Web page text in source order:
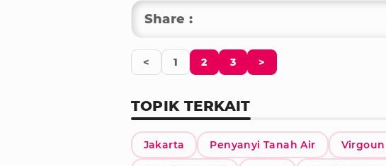
Share :
< 1 2 3 >
TOPIK TERKAIT
Jakarta Penyanyi Tanah Air Virgoun